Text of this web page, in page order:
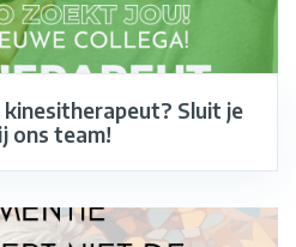
kinesitherapeut? Sluit je
ons team!